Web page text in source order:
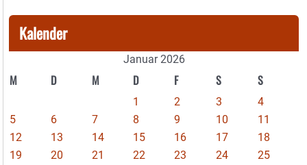
Kalender
Januar 2026
M D M D F S S
1 2 3
4
5
6 7 8 9 10
11
12
13 14 15 16 17
18
19
20 21 22 23 24
25